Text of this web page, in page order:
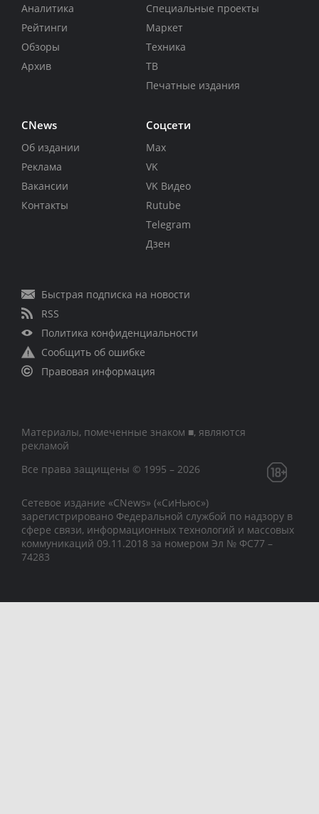
Аналитика
Рейтинги
Обзоры
Архив
Специальные проекты
Маркет
Техника
ТВ
Печатные издания
CNews
Об издании
Реклама
Вакансии
Контакты
Соцсети
Max
VK
VK Видео
Rutube
Telegram
Дзен
Быстрая подписка на новости
RSS
Политика конфиденциальности
Сообщить об ошибке
Правовая информация
Материалы, помеченные знаком ■, являются
рекламой
Все права защищены © 1995 – 2026
Сетевое издание «CNews» («СиНьюс»)
зарегистрировано Федеральной службой по надзору в
сфере связи, информационных технологий и массовых
коммуникаций 09.11.2018 за номером Эл № ФС77 –
74283